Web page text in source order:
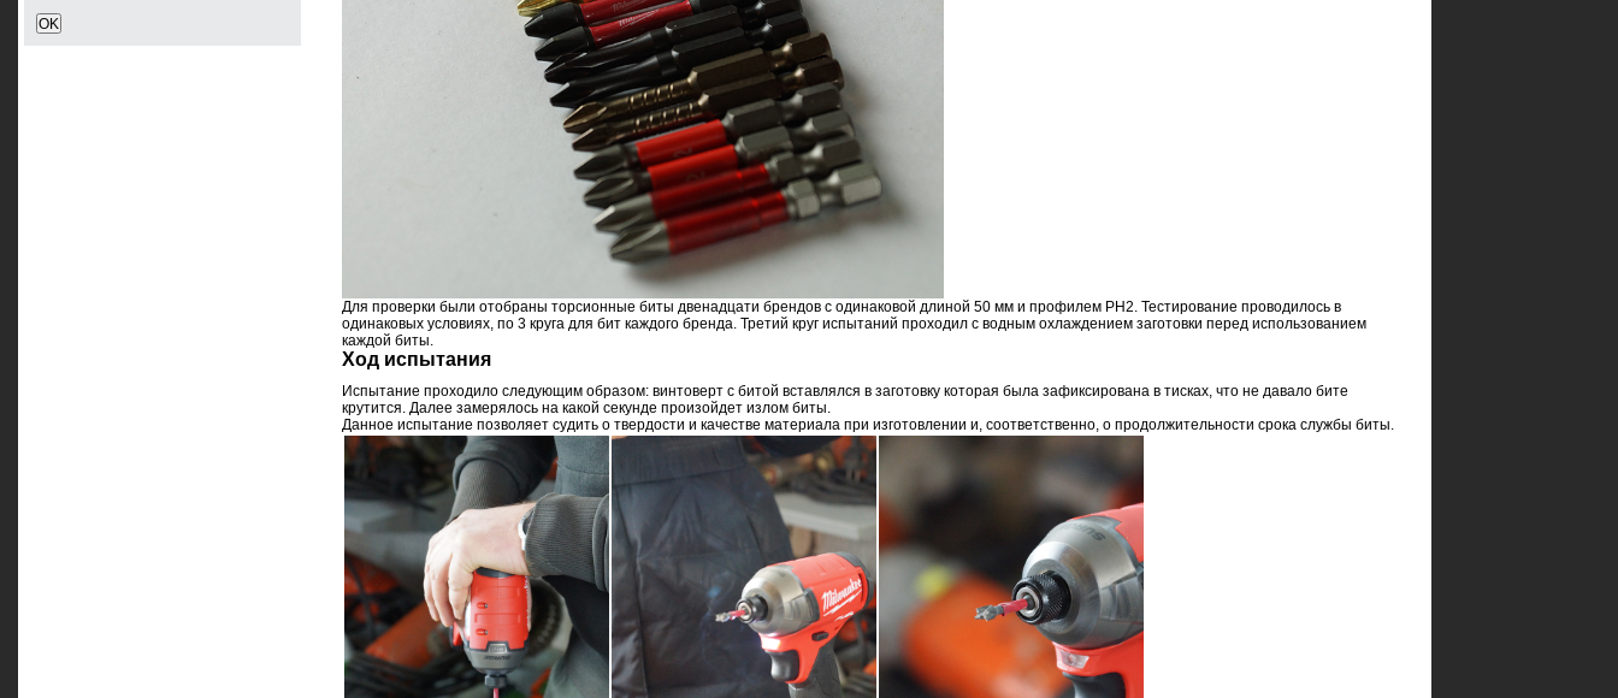
Для проверки были отобраны торсионные биты двенадцати брендов с одинаковой длиной 50 мм и профилем PH2. Тестирование проводилось в
одинаковых условиях, по 3 круга для бит каждого бренда. Третий круг испытаний проходил с водным охлаждением заготовки перед использованием
каждой биты.
Ход испытания
Испытание проходило следующим образом: винтоверт с битой вставлялся в заготовку которая была зафиксирована в тисках, что не давало бите
крутится. Далее замерялось на какой секунде произойдет излом биты.
Данное испытание позволяет судить о твердости и качестве материала при изготовлении и, соответственно, о продолжительности срока службы биты.